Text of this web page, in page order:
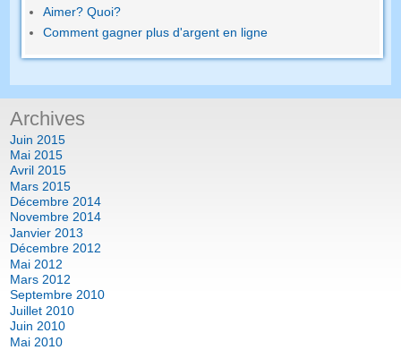
Aimer? Quoi?
Comment gagner plus d'argent en ligne
Archives
Juin 2015
Mai 2015
Avril 2015
Mars 2015
Décembre 2014
Novembre 2014
Janvier 2013
Décembre 2012
Mai 2012
Mars 2012
Septembre 2010
Juillet 2010
Juin 2010
Mai 2010